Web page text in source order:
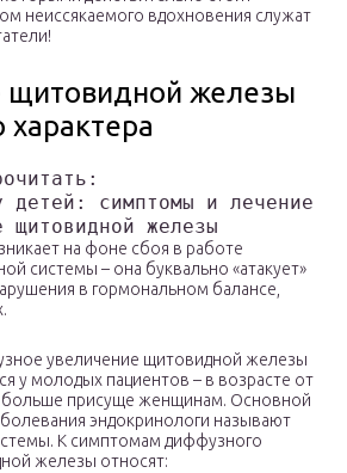
неиссякаемого вдохновения служат
щитовидной железы
детей: симптомы и лечение
на фоне сбоя в работе
системы – она буквально «атакует»
в гормональном балансе,
увеличение щитовидной железы
у молодых пациентов – в возрасте от
больше присуще женщинам. Основной
эндокринологи называют
К симптомам диффузного
железы относят: